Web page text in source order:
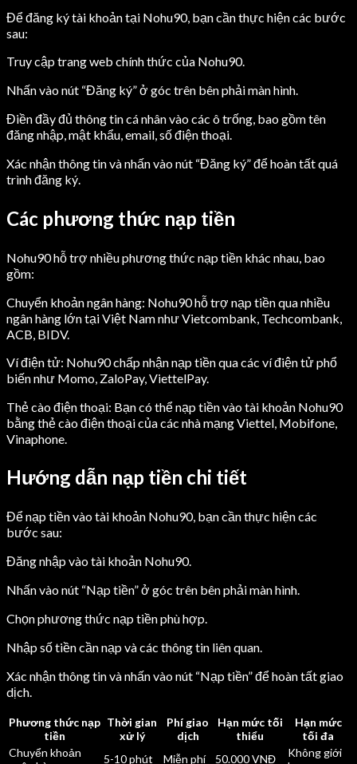
Để đăng ký tài khoản tại Nohu90, bạn cần thực hiện các bước
sau:
Truy cập trang web chính thức của Nohu90.
Nhấn vào nút “Đăng ký” ở góc trên bên phải màn hình.
Điền đầy đủ thông tin cá nhân vào các ô trống, bao gồm tên
đăng nhập, mật khẩu, email, số điện thoại.
Xác nhận thông tin và nhấn vào nút “Đăng ký” để hoàn tất quá
trình đăng ký.
Các phương thức nạp tiền
Nohu90 hỗ trợ nhiều phương thức nạp tiền khác nhau, bao
gồm:
Chuyển khoản ngân hàng: Nohu90 hỗ trợ nạp tiền qua nhiều
ngân hàng lớn tại Việt Nam như Vietcombank, Techcombank,
ACB, BIDV.
Ví điện tử: Nohu90 chấp nhận nạp tiền qua các ví điện tử phổ
biến như Momo, ZaloPay, ViettelPay.
Thẻ cào điện thoại: Bạn có thể nạp tiền vào tài khoản Nohu90
bằng thẻ cào điện thoại của các nhà mạng Viettel, Mobifone,
Vinaphone.
Hướng dẫn nạp tiền chi tiết
Để nạp tiền vào tài khoản Nohu90, bạn cần thực hiện các
bước sau:
Đăng nhập vào tài khoản Nohu90.
Nhấn vào nút “Nạp tiền” ở góc trên bên phải màn hình.
Chọn phương thức nạp tiền phù hợp.
Nhập số tiền cần nạp và các thông tin liên quan.
Xác nhận thông tin và nhấn vào nút “Nạp tiền” để hoàn tất giao
dịch.
Phương thức nạp
tiền
Thời gian
xử lý
Phí giao
dịch
Hạn mức tối
thiểu
Hạn mức
tối đa
Chuyển khoản
5-10 phút Miễn phí 50.000 VNĐ
Không giới